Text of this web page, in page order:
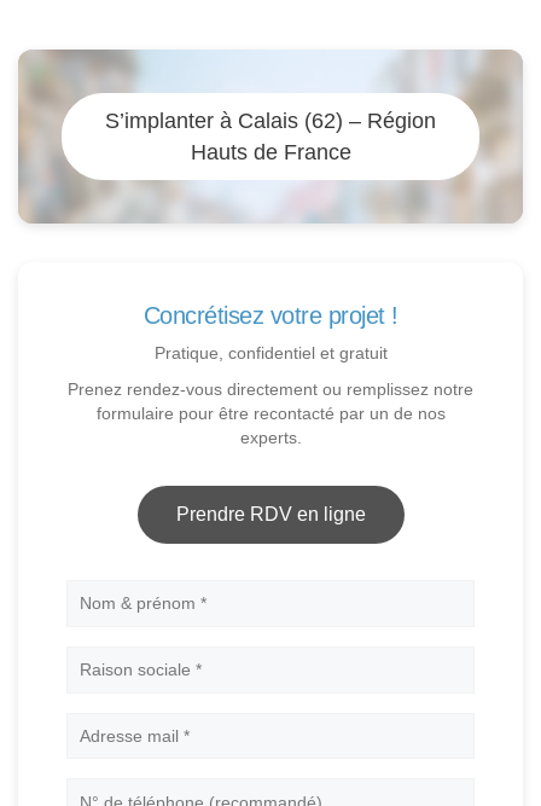
S’implanter à Calais (62) – Région
Hauts de France
Concrétisez votre projet !
Pratique, confidentiel et gratuit
Prenez rendez-vous directement ou remplissez notre
formulaire pour être recontacté par un de nos
experts.
Prendre RDV en ligne
Nom